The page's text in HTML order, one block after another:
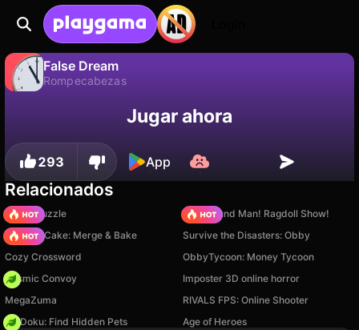
False Dream
Rompecabezas
¡Guarda el progreso!Jugar ahora
293 App
Relacionados
Arrow Puzzle
Playground Man! Ragdoll Show!
Piece of Cake: Merge & Bake
Survive the Disasters: Obby
Cozy Crossword
ObbyTycoon: Money Tycoon
Cosmic Convoy
Imposter 3D online horror
MegaZuma
RIVALS FPS: Online Shooter
PetDoku: Find Hidden Pets
Age of Heroes